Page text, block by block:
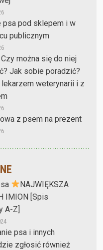
psa pod sklepem i w
publicznym
można się do niej
Jak sobie poradzić?
weterynarii i z
z psem na prezent
NAJWIĘKSZA
IMION [Spis
A-Z]
psa i innych
zgłosić również